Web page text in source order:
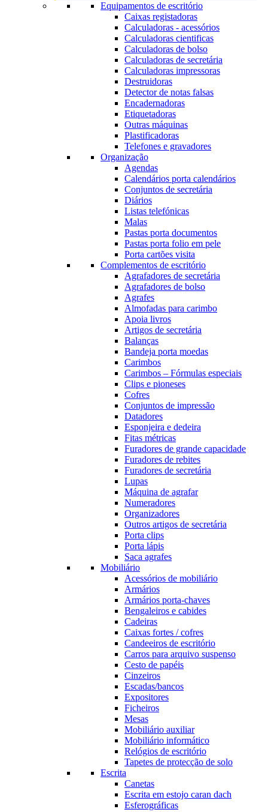
Equipamentos de escritório
Caixas registadoras
Calculadoras - acessórios
Calculadoras cientificas
Calculadoras de bolso
Calculadoras de secretária
Calculadoras impressoras
Destruidoras
Detector de notas falsas
Encadernadoras
Etiquetadoras
Outras máquinas
Plastificadoras
Telefones e gravadores
Organização
Agendas
Calendários porta calendários
Conjuntos de secretária
Diários
Listas telefónicas
Malas
Pastas porta documentos
Pastas porta folio em pele
Porta cartões visita
Complementos de escritório
Agrafadores de secretária
Agrafadores de bolso
Agrafes
Almofadas para carimbo
Apoia livros
Artigos de secretária
Balanças
Bandeja porta moedas
Carimbos
Carimbos – Fórmulas especiais
Clips e pioneses
Cofres
Conjuntos de impressão
Datadores
Esponjeira e dedeira
Fitas métricas
Furadores de grande capacidade
Furadores de rebites
Furadores de secretária
Lupas
Máquina de agrafar
Numeradores
Organizadores
Outros artigos de secretária
Porta clips
Porta lápis
Saca agrafes
Mobiliário
Acessórios de mobiliário
Armários
Armários porta-chaves
Bengaleiros e cabides
Cadeiras
Caixas fortes / cofres
Candeeiros de escritório
Carros para arquivo suspenso
Cesto de papéis
Cinzeiros
Escadas/bancos
Expositores
Ficheiros
Mesas
Mobiliário auxiliar
Mobiliário informático
Relógios de escritório
Tapetes de protecção de solo
Escrita
Canetas
Escrita em estojo caran dach
Esferográficas